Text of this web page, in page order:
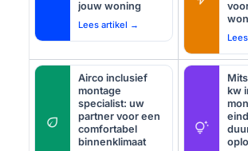
jouw woning
Lees artikel →
eco
Airco inclusief
montage
specialist: uw
partner voor een
comfortabel
binnenklimaat
tips_and_updates
kw